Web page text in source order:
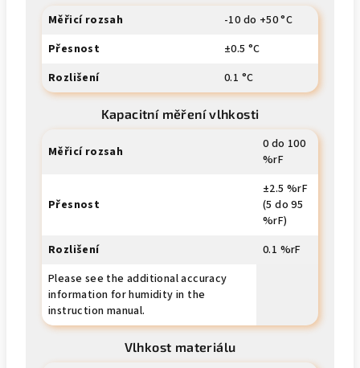
Měřicí rozsah
-10 do +50 °C
Přesnost
±0.5 °C
Rozlišení
0.1 °C
Kapacitní měření vlhkosti
Měřicí rozsah
0 do 100
%rF
Přesnost
±2.5 %rF
(5 do 95
%rF)
Rozlišení
0.1 %rF
Please see the additional accuracy
information for humidity in the
instruction manual.
Vlhkost materiálu